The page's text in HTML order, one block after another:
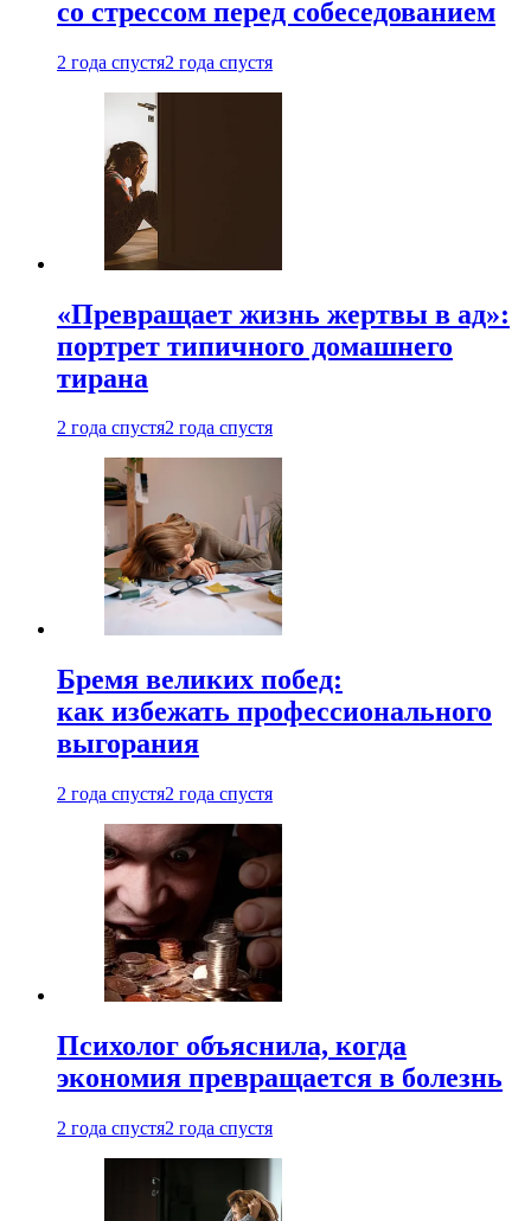
со стрессом перед собеседованием
2 года спустя2 года спустя
«Превращает жизнь жертвы в ад»:
портрет типичного домашнего
тирана
2 года спустя2 года спустя
Бремя великих побед:
как избежать профессионального
выгорания
2 года спустя2 года спустя
Психолог объяснила, когда
экономия превращается в болезнь
2 года спустя2 года спустя